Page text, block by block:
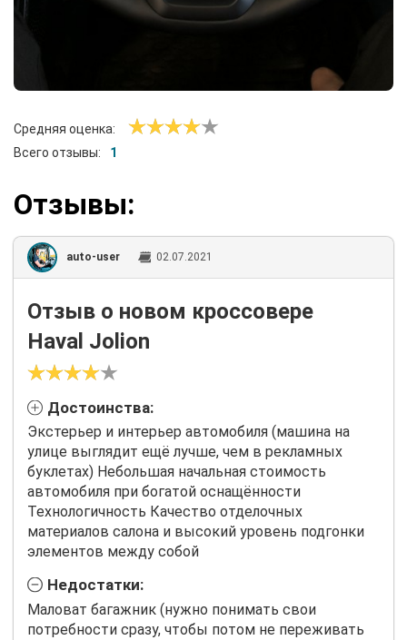
Средняя оценка:
Всего отзывы:
1
Отзывы:
auto-user 02.07.2021
Отзыв о новом кроссовере
Haval Jolion
Достоинства:
Экстерьер и интерьер автомобиля (машина на
улице выглядит ещё лучше, чем в рекламных
буклетах) Небольшая начальная стоимость
автомобиля при богатой оснащённости
Технологичность Качество отделочных
материалов салона и высокий уровень подгонки
элементов между собой
Недостатки:
Маловат багажник (нужно понимать свои
потребности сразу, чтобы потом не переживать